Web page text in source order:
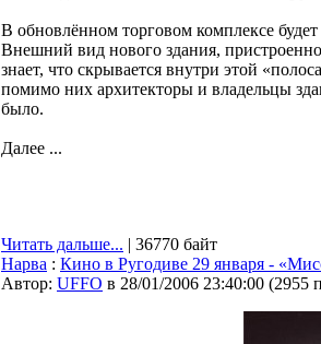
В обновлённом торговом комплексе
Внешний вид нового здания,
знает, что скрывается внутри этой
помимо них архитекторы и владельцы
было.
Далее ...
Читать дальше... | 36770 байт
Нарва : Кино в Ругодиве 29 января -
Автор: UFFO в 28/01/2006 23:40:00 (2955